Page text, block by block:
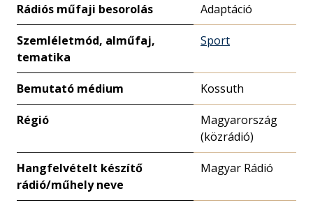
Rádiós műfaji besorolás Adaptáció
Szemléletmód, alműfaj,
tematika
Sport
Bemutató médium Kossuth
Régió
Magyarország
(közrádió)
Hangfelvételt készítő
rádió/műhely neve
Magyar Rádió